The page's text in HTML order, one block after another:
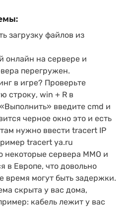
загрузку файлов из
онлайн на сервере и
перегружен.
в игре? Проверьте
строку, win + R в
введите cmd и
черное окно это и есть
нужно ввести tracert IP
tracert ya.ru
некоторые сервера MMO и
в Европе, что довольно
время могут быть задержки.
скрыта у вас дома,
кабель лежит у вас